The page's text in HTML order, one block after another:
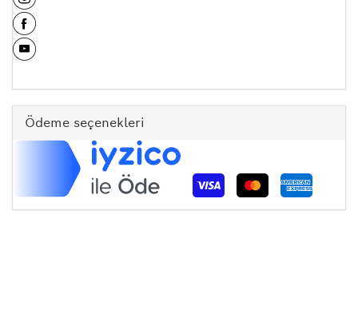
Ödeme seçenekleri